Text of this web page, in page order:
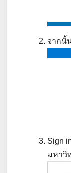
จากนั้
Sign
มหาวิ